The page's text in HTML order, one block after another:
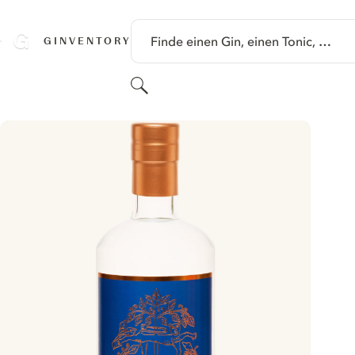
GINVENTORY Finde einen Gin, einen Tonic, …
Suchen